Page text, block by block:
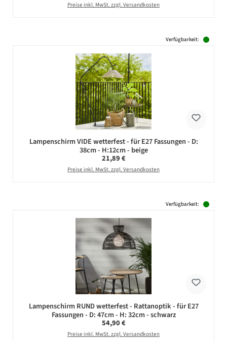
Preise inkl. MwSt. zzgl. Versandkosten
Verfügbarkeit:
Lampenschirm VIDE wetterfest - für E27 Fassungen - D:
38cm - H:12cm - beige
Regulärer Preis:
21,89 €
Preise inkl. MwSt. zzgl. Versandkosten
Verfügbarkeit:
Lampenschirm RUND wetterfest - Rattanoptik - für E27
Fassungen - D: 47cm - H: 32cm - schwarz
Regulärer Preis:
54,90 €
Preise inkl. MwSt. zzgl. Versandkosten